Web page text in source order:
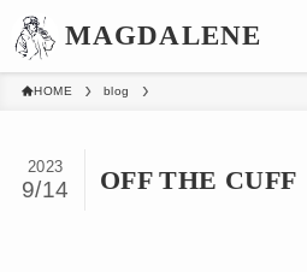
HOME blog
OFF THE CUFF
2023
9/14